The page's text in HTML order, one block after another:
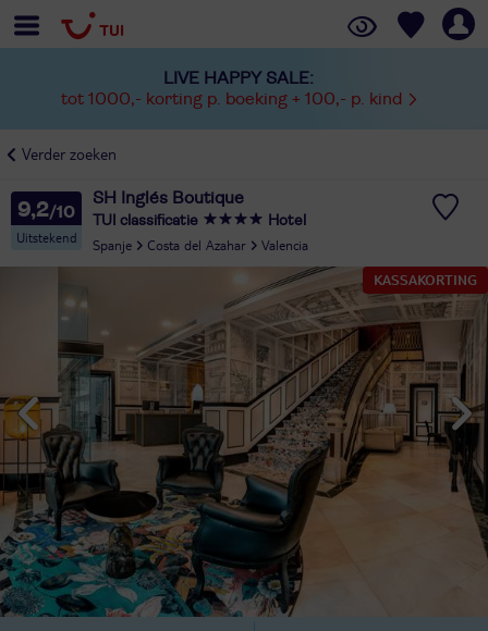
LIVE HAPPY SALE:
tot 1000,- korting p. boeking + 100,- p. kind
Verder zoeken
9,2
Uitstekend
SH Inglés Boutique
TUI classificatie Hotel
Spanje Costa del Azahar
Valencia
KASSAKORTING